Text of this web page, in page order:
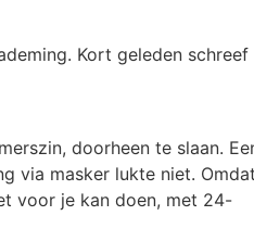
Kort geleden schreef
doorheen te slaan.
via masker lukte niet.
voor je kan doen, met 24-